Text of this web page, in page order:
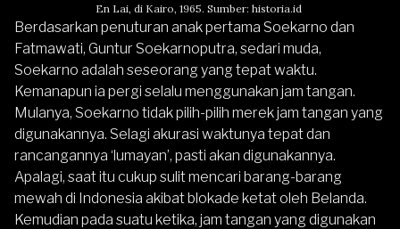
En Lai, di Kairo, 1965. Sumber: historia.id
Berdasarkan penuturan anak pertama Soekarno dan
Fatmawati, Guntur Soekarnoputra, sedari muda,
Soekarno adalah seseorang yang tepat waktu.
Kemanapun ia pergi selalu menggunakan jam tangan.
Mulanya, Soekarno tidak pilih-pilih merek jam tangan yang
digunakannya. Selagi akurasi waktunya tepat dan
rancangannya ‘lumayan’, pasti akan digunakannya.
Apalagi, saat itu cukup sulit mencari barang-barang
mewah di Indonesia akibat blokade ketat oleh Belanda.
Kemudian pada suatu ketika, jam tangan yang digunakan